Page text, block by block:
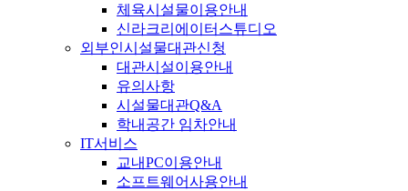
체육시설물이용안내
신라크리에이터스튜디오
외부인시설물대관신청
대관시설이용안내
유의사항
시설물대관Q&A
학내공간 임차안내
IT서비스
교내PC이용안내
소프트웨어사용안내